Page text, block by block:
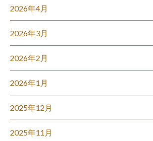
2026年4月
2026年3月
2026年2月
2026年1月
2025年12月
2025年11月